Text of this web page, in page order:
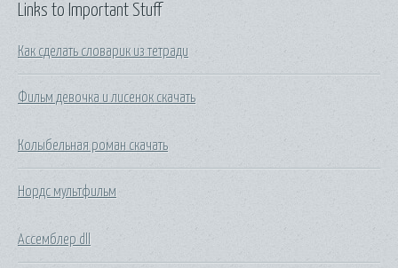
Links to Important Stuff
Как сделать словарик из тетради
Фильм девочка и лисенок скачать
Колыбельная роман скачать
Нордс мультфильм
Ассемблер dll